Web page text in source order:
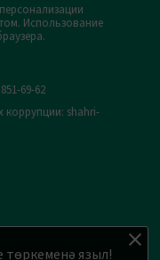
төркеменә языл!
Использование
69-62
shahri-